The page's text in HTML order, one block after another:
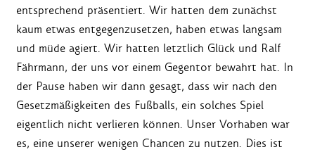
entsprechend präsentiert. Wir hatten dem zunächst
kaum etwas entgegenzusetzen, haben etwas langsam
und müde agiert. Wir hatten letztlich Glück und Ralf
Fährmann, der uns vor einem Gegentor bewahrt hat. In
der Pause haben wir dann gesagt, dass wir nach den
Gesetzmäßigkeiten des Fußballs, ein solches Spiel
eigentlich nicht verlieren können. Unser Vorhaben war
es, eine unserer wenigen Chancen zu nutzen. Dies ist